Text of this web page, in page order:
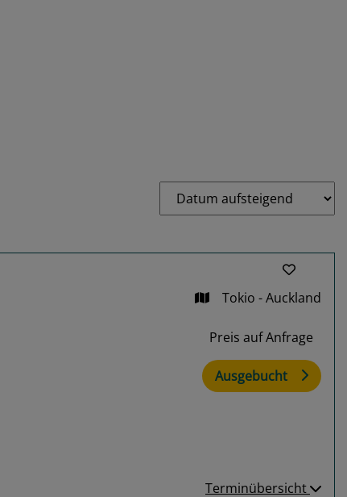
Tokio - Auckland
Preis auf Anfrage
Ausgebucht
Terminübersicht